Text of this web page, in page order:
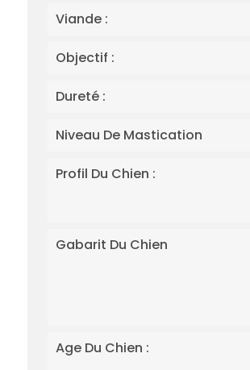
Viande :
Objectif :
Dureté :
Niveau De Mastication
Profil Du Chien :
Gabarit Du Chien
Age Du Chien :